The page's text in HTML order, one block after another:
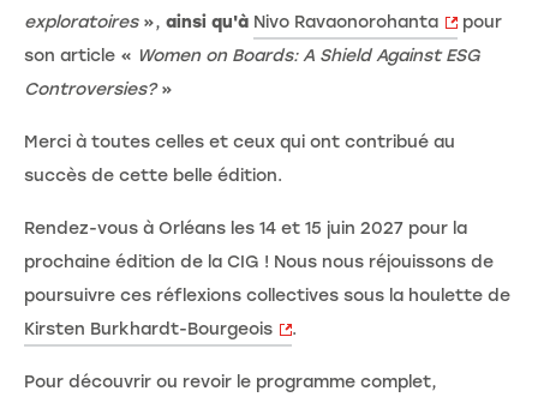
exploratoires », ainsi qu'à Nivo Ravaonorohanta
pour
son article « Women on Boards: A Shield Against ESG
Controversies?»
Merci à toutes celles et ceux qui ont contribué au
succès de cette belle édition.
Rendez-vous à Orléans les 14 et 15 juin 2027 pour la
prochaine édition de la CIG ! Nous nous réjouissons de
poursuivre ces réflexions collectives sous la houlette de
Kirsten Burkhardt-Bourgeois
.
Pour découvrir ou revoir le programme complet,